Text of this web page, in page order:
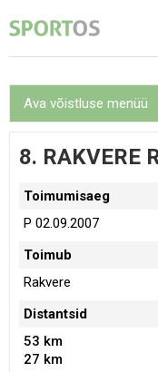
Ava võistluse menüü
8. RAKVERE
Toimumisaeg
P 02.09.2007
Toimub
Rakvere
Distantsid
53 km
27 km